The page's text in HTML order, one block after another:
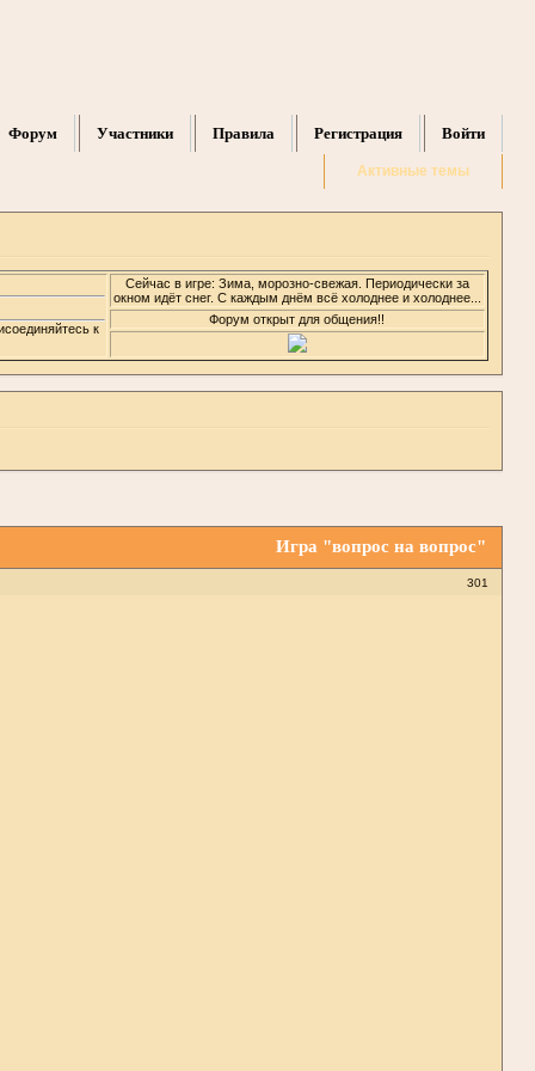
Форум Участники Правила Регистрация Войти
Активные темы
к
Сейчас в игре: Зима, морозно-свежая. Периодически за
окном идёт снег. С каждым днём всё холоднее и холоднее...
Форум открыт для общения!!
Игра "вопрос на вопрос"
301